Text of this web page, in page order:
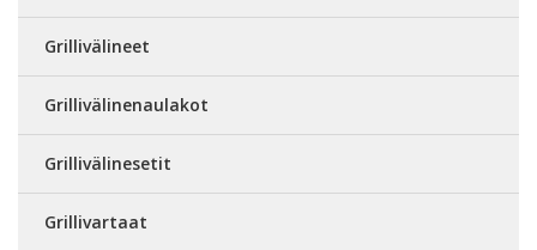
Grillivälineet
Grillivälinenaulakot
Grillivälinesetit
Grillivartaat